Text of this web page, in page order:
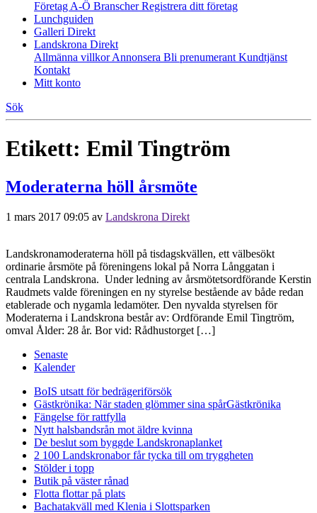
Företag A-Ö BranscherRegistrera ditt företag
Lunchguiden
Galleri Direkt
Landskrona Direkt
Allmänna villkorAnnonsera Bli prenumerant Kundtjänst
Kontakt
Mitt konto
Sök
Etikett: Emil Tingtröm
Moderaterna höll årsmöte
1 mars 2017 09:05 av Landskrona Direkt
Landskronamoderaterna höll på tisdagskvällen, ett välbesökt
ordinarie årsmöte på föreningens lokal på Norra Långgatan i
centrala Landskrona. Under ledning av årsmötetsordförande Kerstin
Raudmets valde föreningen en ny styrelse bestående av både redan
etablerade och nygamla ledamöter. Den nyvalda styrelsen för
Moderaterna i Landskrona består av: Ordförande Emil Tingtröm,
omval Ålder: 28 år. Bor vid: Rådhustorget […]
Senaste
Kalender
BoIS utsatt för bedrägeriförsök
Gästkrönika: När staden glömmer sina spårGästkrönika
Fängelse för rattfylla
Nytt halsbandsrån mot äldre kvinna
De beslut som byggde Landskronaplanket
2 100 Landskronabor får tycka till om tryggheten
Stölder i topp
Butik på väster rånad
Flotta flottar på plats
Bachatakväll med Klenia i Slottsparken